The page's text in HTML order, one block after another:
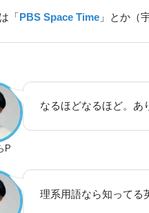
「PBS Space Time 」とか（
P
なるほどなるほど。あ
理系用語なら知ってる